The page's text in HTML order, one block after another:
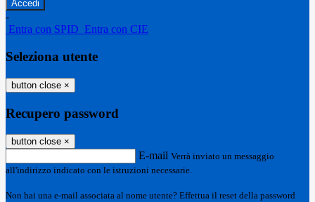
-
Entra con SPID Entra con CIE
Seleziona utente
button close ×
Recupero password
button close ×
E-mail Verrà inviato un messaggio
all'indirizzo indicato con le istruzioni necessarie.
Non hai una e-mail associata al nome utente? Effettua il reset della password